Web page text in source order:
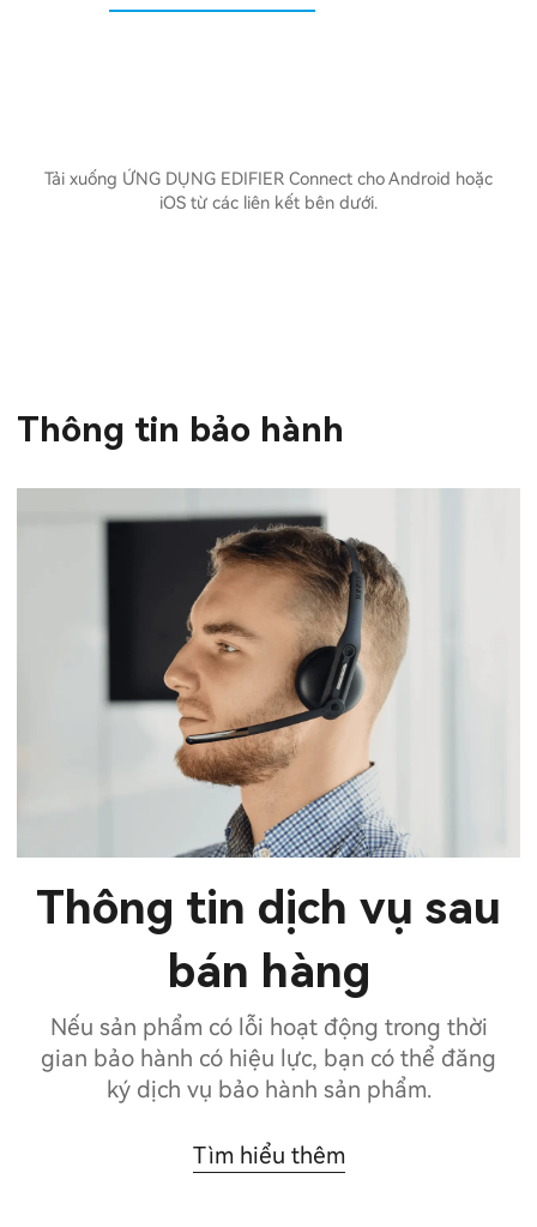
Tải xuống ỨNG DỤNG EDIFIER Connect cho Android hoặc
iOS từ các liên kết bên dưới.
Thông tin bảo hành
Thông tin dịch vụ sau
bán hàng
Nếu sản phẩm có lỗi hoạt động trong thời
gian bảo hành có hiệu lực, bạn có thể đăng
ký dịch vụ bảo hành sản phẩm.
Tìm hiểu thêm